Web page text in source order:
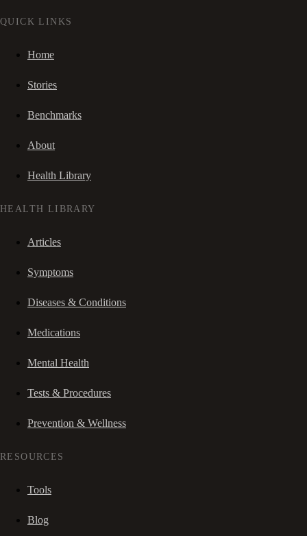
QUICK LINKS
Home
Stories
Benchmarks
About
Health Library
HEALTH LIBRARY
Articles
Symptoms
Diseases & Conditions
Medications
Mental Health
Tests & Procedures
Prevention & Wellness
RESOURCES
Tools
Blog